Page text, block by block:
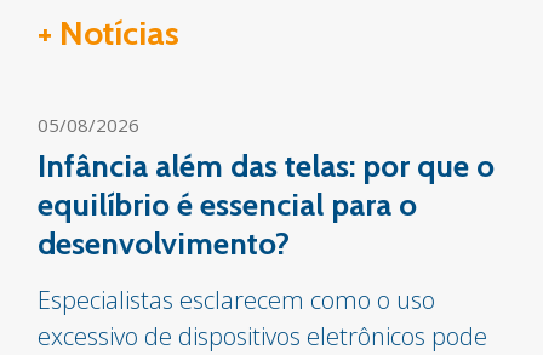
+ Notícias
05/08/2026
Infância além das telas: por que o
equilíbrio é essencial para o
desenvolvimento?
Especialistas esclarecem como o uso
excessivo de dispositivos eletrônicos pode